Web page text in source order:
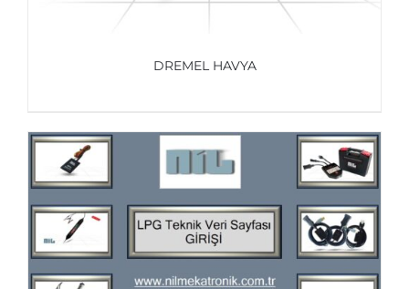
AYRINTILAR
DREMEL HAVYA